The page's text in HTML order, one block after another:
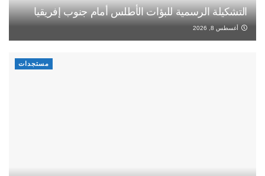
التشكيلة الرسمية للبؤات الأطلس أمام جنوب إفريقيا
أغسطس 8, 2026
مستجدات